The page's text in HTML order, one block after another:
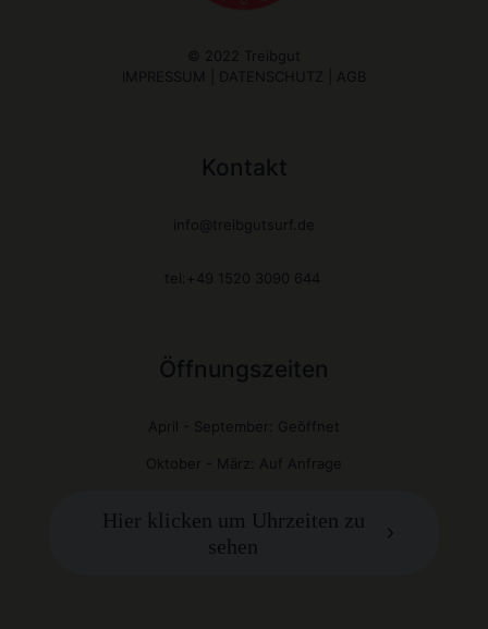
© 2022 Treibgut
IMPRESSUM
DATENSCHUTZ AGB
Kontakt
info@treibgutsurf.de
tel:+49 1520 3090 644
Öffnungszeiten
April - September: Geöffnet
Oktober - März: Auf Anfrage
Hier klicken um Uhrzeiten zu
sehen